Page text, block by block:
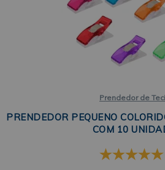
Prendedor de
PRENDEDOR PEQUENO
COM 10